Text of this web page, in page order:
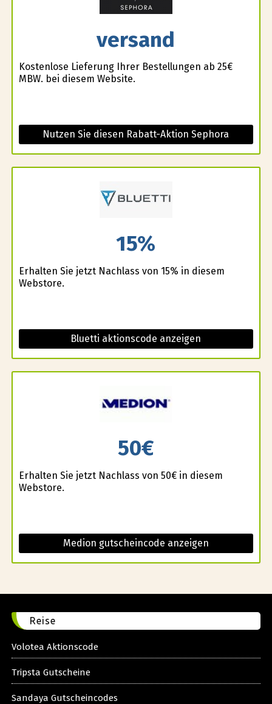
versand
Kostenlose Lieferung Ihrer Bestellungen ab 25€
MBW. bei diesem Website.
Nutzen Sie diesen Rabatt-Aktion Sephora
15%
Erhalten Sie jetzt Nachlass von 15% in diesem
Webstore.
Bluetti aktionscode anzeigen
50€
Erhalten Sie jetzt Nachlass von 50€ in diesem
Webstore.
Medion gutscheincode anzeigen
Reise
Volotea Aktionscode
Tripsta Gutscheine
Sandaya Gutscheincodes